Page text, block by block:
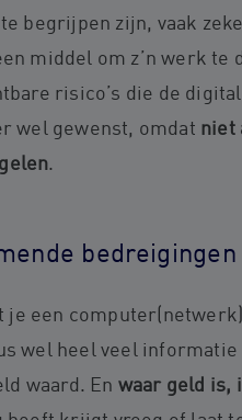
begrijpen zijn, vaak
middel om z’n werk
risico’s die de
wel gewenst, omdat niet
.
bedreigingen
je een
wel heel veel
waard. En waar geld is,